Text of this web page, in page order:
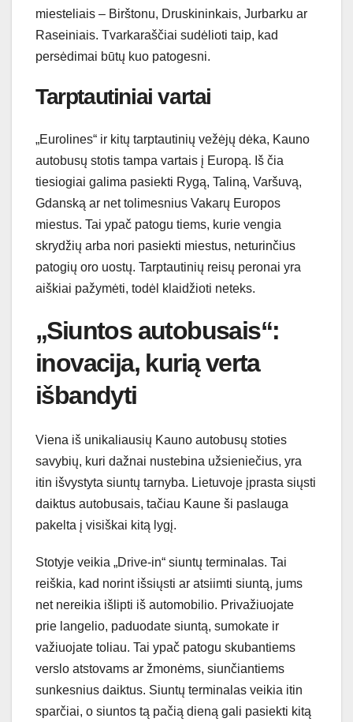
miesteliais – Birštonu, Druskininkais, Jurbarku ar
Raseiniais. Tvarkaraščiai sudėlioti taip, kad
persėdimai būtų kuo patogesni.
Tarptautiniai vartai
„Eurolines“ ir kitų tarptautinių vežėjų dėka, Kauno
autobusų stotis tampa vartais į Europą. Iš čia
tiesiogiai galima pasiekti Rygą, Taliną, Varšuvą,
Gdanską ar net tolimesnius Vakarų Europos
miestus. Tai ypač patogu tiems, kurie vengia
skrydžių arba nori pasiekti miestus, neturinčius
patogių oro uostų. Tarptautinių reisų peronai yra
aiškiai pažymėti, todėl klaidžioti neteks.
„Siuntos autobusais“:
inovacija, kurią verta
išbandyti
Viena iš unikaliausių Kauno autobusų stoties
savybių, kuri dažnai nustebina užsieniečius, yra
itin išvystyta siuntų tarnyba. Lietuvoje įprasta siųsti
daiktus autobusais, tačiau Kaune ši paslauga
pakelta į visiškai kitą lygį.
Stotyje veikia „Drive-in“ siuntų terminalas. Tai
reiškia, kad norint išsiųsti ar atsiimti siuntą, jums
net nereikia išlipti iš automobilio. Privažiuojate
prie langelio, paduodate siuntą, sumokate ir
važiuojate toliau. Tai ypač patogu skubantiems
verslo atstovams ar žmonėms, siunčiantiems
sunkesnius daiktus. Siuntų terminalas veikia itin
sparčiai, o siuntos tą pačią dieną gali pasiekti kitą